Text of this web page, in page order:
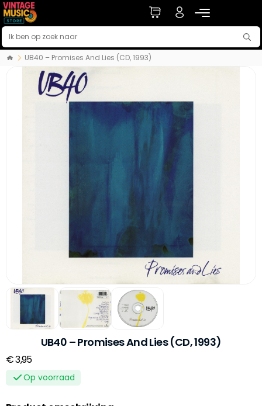
UB40 – Promises And Lies (CD, 1993)
UB40 – Promises And Lies (CD, 1993)
€ 3,95
Op voorraad